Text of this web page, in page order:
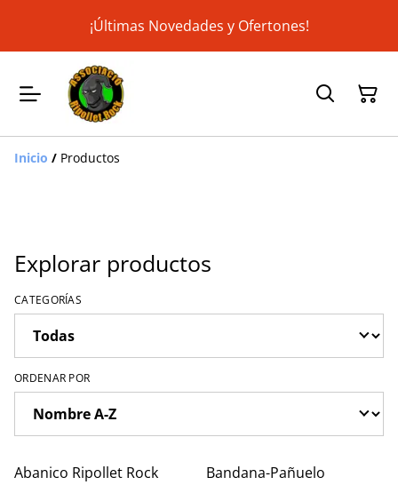
¡Últimas Novedades y Ofertones!
Inicio / Productos
Explorar productos
CATEGORÍAS
ORDENAR POR
Abanico Ripollet Rock
Bandana-Pañuelo